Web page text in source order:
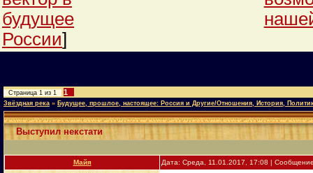
будущее
России]
Страница 1 из 1 1
Звёздная река » Будущее, прошлое, настоящее: Россия и Другие/Отношения, История,
Выступил некстати
Майя Дата: Среда, 11.01.2017, 17:08 |